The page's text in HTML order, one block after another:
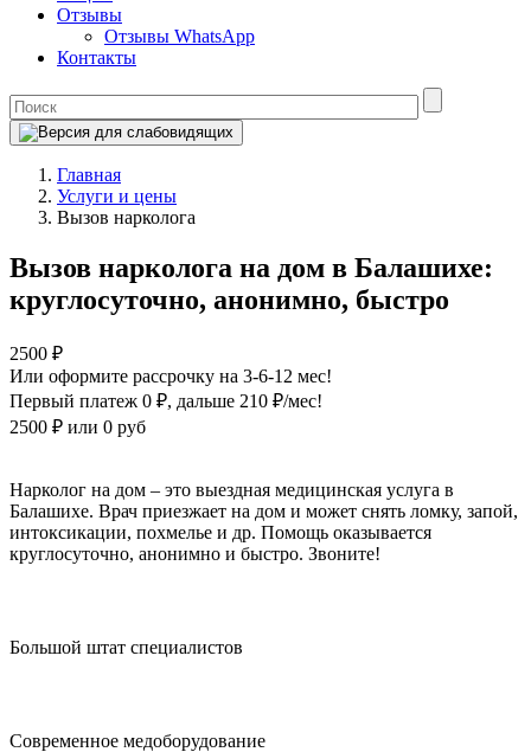
Отзывы
Отзывы WhatsApp
Контакты
Главная
Услуги и цены
Вызов нарколога
Вызов нарколога на дом в Балашихе:
круглосуточно, анонимно, быстро
2500 ₽
Или оформите рассрочку на 3-6-12 мес!
Первый платеж 0 ₽, дальше 210 ₽/мес!
2500 ₽ или 0 руб
Нарколог на дом – это выездная медицинская услуга в
Балашихе. Врач приезжает на дом и может снять ломку, запой,
интоксикации, похмелье и др. Помощь оказывается
круглосуточно, анонимно и быстро. Звоните!
Большой штат специалистов
Современное медоборудование